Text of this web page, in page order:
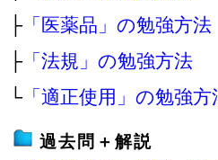
├ 「医薬品」の勉強方法
├ 「法規」の勉強方法
└ 「適正使用」の勉強方
過去問＋解説